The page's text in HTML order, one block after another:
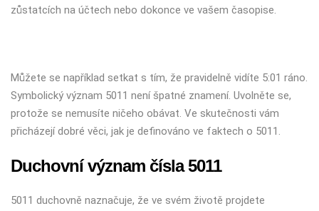
zůstatcích na účtech nebo dokonce ve vašem časopise.
Můžete se například setkat s tím, že pravidelně vidíte 5:01 ráno.
Symbolický význam 5011 není špatné znamení. Uvolněte se,
protože se nemusíte ničeho obávat. Ve skutečnosti vám
přicházejí dobré věci, jak je definováno ve faktech o 5011.
Duchovní význam čísla 5011
5011 duchovně naznačuje, že ve svém životě projdete